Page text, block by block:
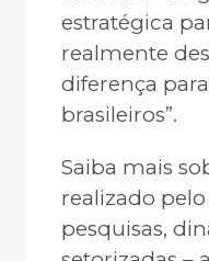
estratégica
realmente
diferença
brasileiros”.
Saiba mais
realizado pelo
pesquisas,